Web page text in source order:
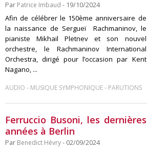
Par Patrice Imbaud - 19/10/2024
Afin de célébrer le 150ème anniversaire de
la naissance de Sergueï Rachmaninov, le
pianiste Mikhail Pletnev et son nouvel
orchestre, le Rachmaninov International
Orchestra, dirigé pour l’occasion par Kent
Nagano, ...
AUDIO - MUSIQUE SYMPHONIQUE- PARUTIONS
Ferruccio Busoni, les dernières
années à Berlin
Par Benedict Hévry- 02/09/2024